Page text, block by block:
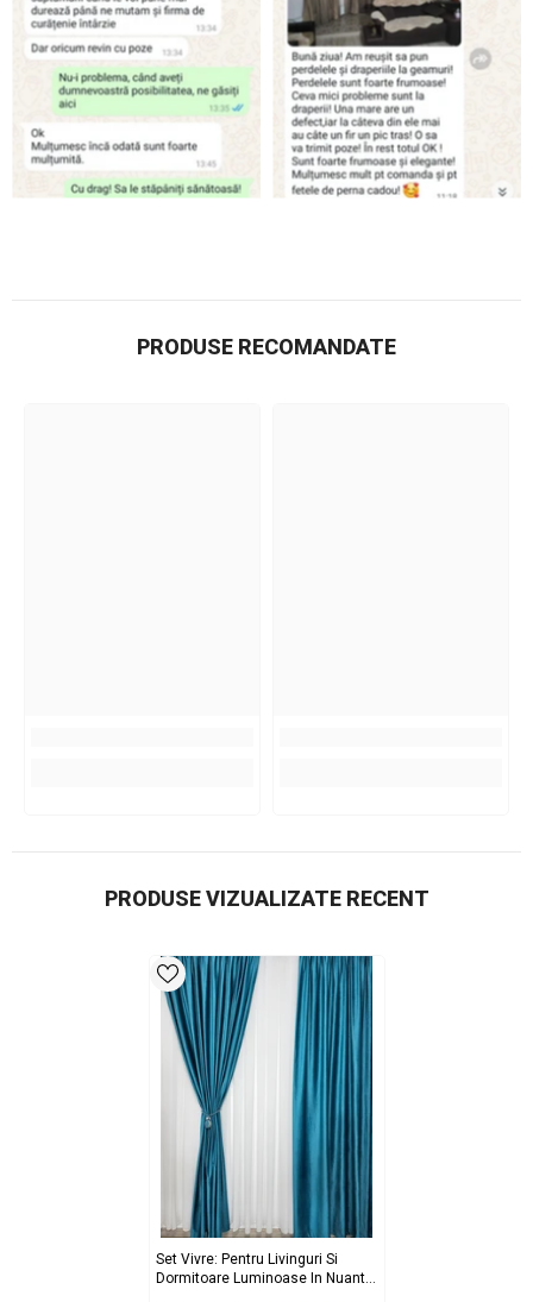
PRODUSE RECOMANDATE
PRODUSE VIZUALIZATE RECENT
Set Vivre: Pentru Livinguri Si
Dormitoare Luminoase In Nuante